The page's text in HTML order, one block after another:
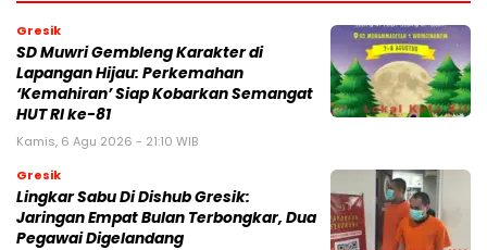
Gresik
SD Muwri Gembleng Karakter di
Lapangan Hijau: Perkemahan
‘Kemahiran’ Siap Kobarkan Semangat
HUT RI ke-81
Kamis, 6 Agu 2026 - 21:10 WIB
Gresik
Lingkar Sabu Di Dishub Gresik:
Jaringan Empat Bulan Terbongkar, Dua
Pegawai Digelandang